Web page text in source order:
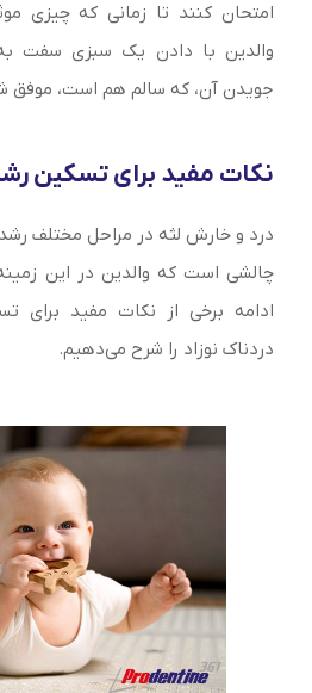
امتحان کنند تا زمانی که چیزی
والدین با دادن یک سبزی سفت
جویدن آن، که سالم هم است، موفق
نکات مفید برای تسکین
درد و خارش لثه در مراحل مختلف رشد
چالشی است که والدین در این
ادامه برخی از نکات مفید
دردناک نوزاد را شرح می‌دهیم.